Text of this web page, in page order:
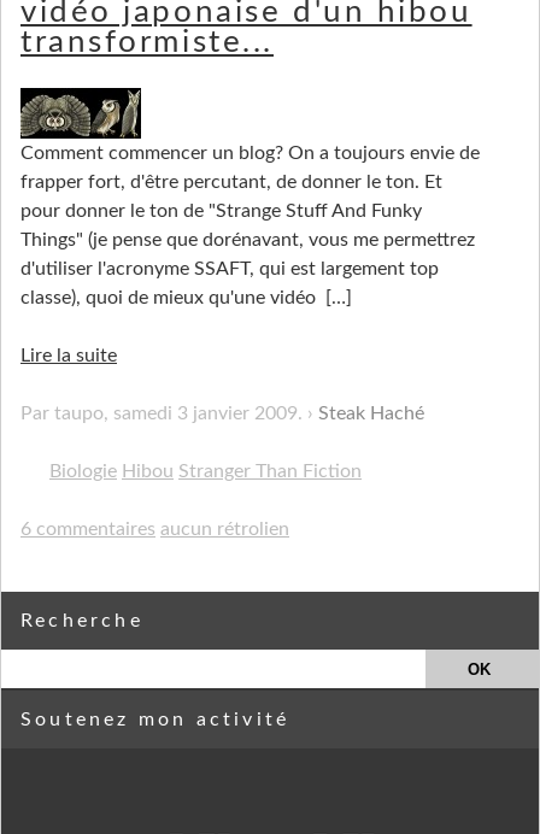
vidéo japonaise d'un hibou
transformiste...
Comment commencer un blog? On a toujours envie de
frapper fort, d'être percutant, de donner le ton. Et
pour donner le ton de "Strange Stuff And Funky
Things" (je pense que dorénavant, vous me permettrez
d'utiliser l'acronyme SSAFT, qui est largement top
classe), quoi de mieux qu'une vidéo
[…]
Lire la suite
Par taupo, samedi 3 janvier 2009. Steak Haché
Biologie Hibou Stranger Than Fiction
6 commentaires aucun rétrolien
Recherche
Soutenez mon activité